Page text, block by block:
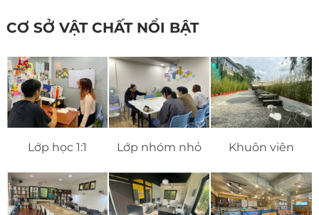
CƠ SỞ VẬT CHẤT NỔI BẬT
Lớp học 1:1 Lớp nhóm nhỏ Khuôn viên